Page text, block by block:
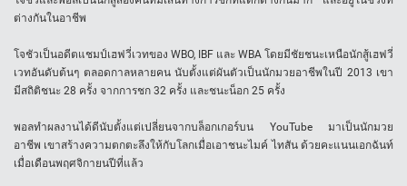
ต่างกันในอาชีพ
โจชัวเป็นอดีตแชมป์เฮฟวี่เวทของ WBO, IBF และ WBA โดยมีชัยชนะเหนือนักสู้เฮฟวี่
เวทอันดับต้นๆ ตลอดกาลหลายคน นับตั้งแต่ผันตัวเป็นนักมวยอาชีพในปี 2013 เขา
มีสถิติชนะ 28 ครั้ง จากการชก 32 ครั้ง และชนะน็อก 25 ครั้ง
พอลทำผลงานได้ดีนับตั้งแต่เปลี่ยนจากบล็อกเกอร์บน YouTube มาเป็นนักมวย
อาชีพ เขาสร้างความตกตะลึงให้กับโลกเมื่อเอาชนะไมค์ ไทสัน ด้วยคะแนนเอกฉันท์
เมื่อเดือนพฤศจิกายนปีที่แล้ว